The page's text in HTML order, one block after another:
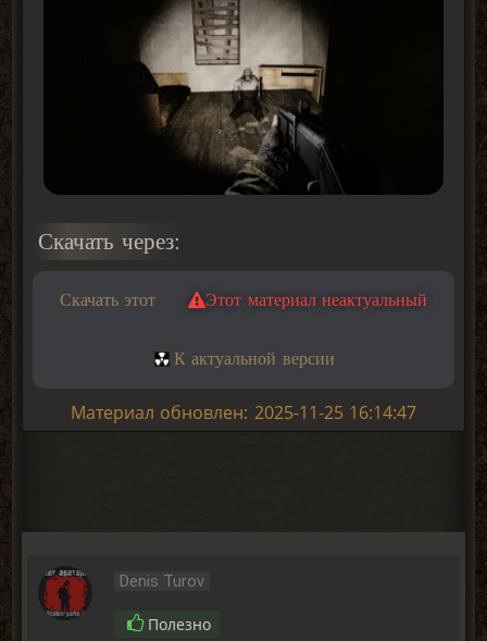
Скачать через:
Скачать этот Этот материал неактуальный
К актуальной версии
Материал обновлен: 2025-11-25 16:14:47
Denis Turov
Полезно